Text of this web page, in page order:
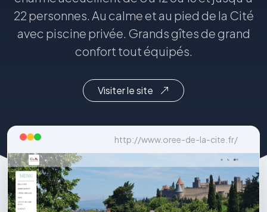
22 personnes. Au calme et au pied de la Cité
avec piscine privée. Grands gîtes de grand
confort tout équipés.
Visiter le site
http://www.oree-de-la-cite.fr/